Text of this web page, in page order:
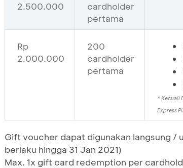
2.500.000
cardholder
pertama
Rp
2.000.000
200
cardholder
pertama
* Kecuali
Express
Gift voucher dapat digunakan langsung /
berlaku hingga 31 Jan 2021)
Max. 1x gift card redemption per